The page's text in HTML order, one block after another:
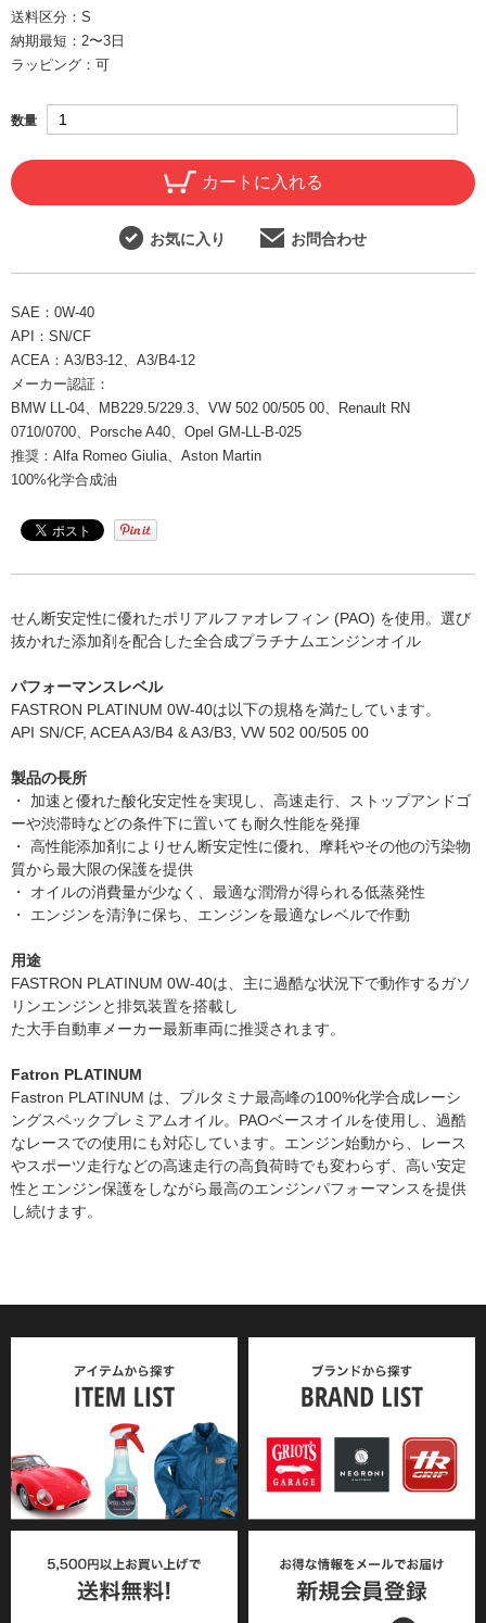
送料区分： S
納期最短： 2〜3日
ラッピング： 可
数量
カートに入れる
お気に入り お問合わせ
SAE： 0W-40
API： SN/CF
ACEA： A3/B3-12、A3/B4-12
メーカー認証：
BMW LL-04、MB229.5/229.3、VW 502 00/505 00、Renault RN
0710/0700、Porsche A40、Opel GM-LL-B-025
推奨： Alfa Romeo Giulia、Aston Martin
100%化学合成油
せん断安定性に優れたポリアルファオレフィン (PAO) を使用。選び
抜かれた添加剤を配合した全合成プラチナムエンジンオイル
パフォーマンスレベル
FASTRON PLATINUM 0W-40は以下の規格を満たしています。
API SN/CF, ACEA A3/B4 & A3/B3, VW 502 00/505 00
製品の長所
・ 加速と優れた酸化安定性を実現し、高速走行、ストップアンドゴ
ーや渋滞時などの条件下に置いても耐久性能を発揮
・ 高性能添加剤によりせん断安定性に優れ、摩耗やその他の汚染物
質から最大限の保護を提供
・ オイルの消費量が少なく、最適な潤滑が得られる低蒸発性
・ エンジンを清浄に保ち、エンジンを最適なレベルで作動
用途
FASTRON PLATINUM 0W-40は、主に過酷な状況下で動作するガソ
リンエンジンと排気装置を搭載し
た大手自動車メーカー最新車両に推奨されます。
Fatron PLATINUM
Fastron PLATINUM は、プルタミナ最高峰の100%化学合成レーシ
ングスペックプレミアムオイル。PAOベースオイルを使用し、過酷
なレースでの使用にも対応しています。エンジン始動から、レース
やスポーツ走行などの高速走行の高負荷時でも変わらず、高い安定
性とエンジン保護をしながら最高のエンジンパフォーマンスを提供
し続けます。